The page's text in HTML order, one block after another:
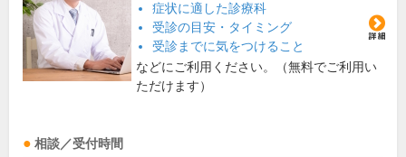
症状に適した診療科
受診の目安・タイミング
受診までに気をつけること
などにご利用ください。（無料でご利用い
ただけます）
相談／受付時間